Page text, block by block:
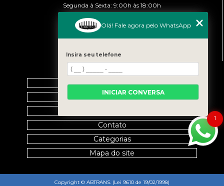
Segunda à Sexta: 9:00h às 18:00h
CONTATO
(11) 99458-7351
MENU
Home
Empresa
Contato
Categorias
Mapa do site
Copyright © ABTRANS. (Lei 9610 de 19/02/1998)
1
Olá! Fale agora pelo WhatsApp
Insira seu telefone
INICIAR CONVERSA